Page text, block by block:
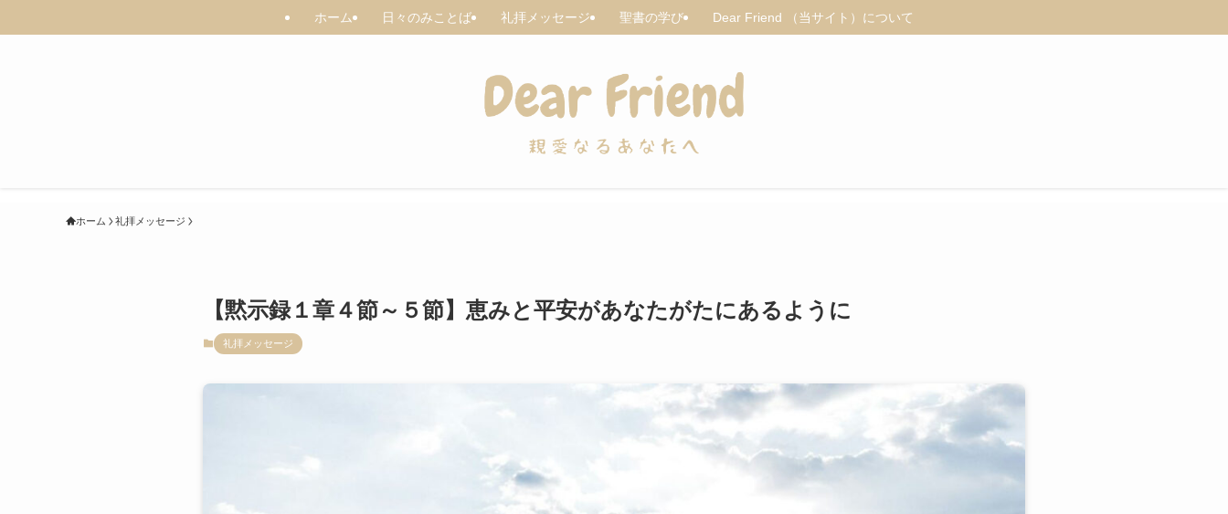
ホーム 日々のみことば 礼拝メッセージ 聖書の学び Dear Friend （当サイト）について
ホーム 礼拝メッセージ
【黙示録１章４節～５節】恵みと平安があなたがたにあるように
礼拝メッセージ